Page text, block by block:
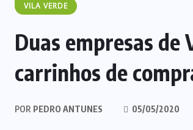
VILA VERDE
Duas empresas de
carrinhos de
POR PEDRO ANTUNES 05/05/2020